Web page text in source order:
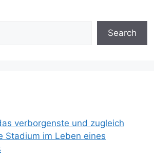
Search
verborgenste und zugleich
Stadium im Leben eines